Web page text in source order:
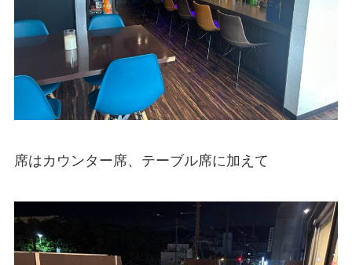
席はカウンター席、テーブル席に加えて